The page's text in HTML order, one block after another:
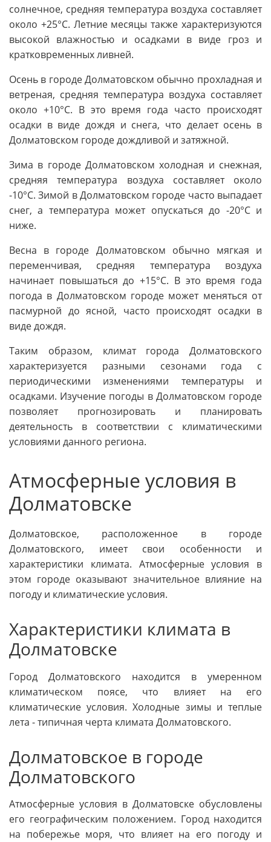
солнечное, средняя температура воздуха составляет
около +25°C. Летние месяцы также характеризуются
высокой влажностью и осадками в виде гроз и
кратковременных ливней.
Осень в городе Долматовском обычно прохладная и
ветреная, средняя температура воздуха составляет
около +10°C. В это время года часто происходят
осадки в виде дождя и снега, что делает осень в
Долматовском городе дождливой и затяжной.
Зима в городе Долматовском холодная и снежная,
средняя температура воздуха составляет около
-10°C. Зимой в Долматовском городе часто выпадает
снег, а температура может опускаться до -20°C и
ниже.
Весна в городе Долматовском обычно мягкая и
переменчивая, средняя температура воздуха
начинает повышаться до +15°C. В это время года
погода в Долматовском городе может меняться от
пасмурной до ясной, часто происходят осадки в
виде дождя.
Таким образом, климат города Долматовского
характеризуется разными сезонами года с
периодическими изменениями температуры и
осадками. Изучение погоды в Долматовском городе
позволяет прогнозировать и планировать
деятельность в соответствии с климатическими
условиями данного региона.
Атмосферные условия в
Долматовске
Долматовское, расположенное в городе
Долматовского, имеет свои особенности и
характеристики климата. Атмосферные условия в
этом городе оказывают значительное влияние на
погоду и климатические условия.
Характеристики климата в
Долматовске
Город Долматовского находится в умеренном
климатическом поясе, что влияет на его
климатические условия. Холодные зимы и теплые
лета - типичная черта климата Долматовского.
Долматовское в городе
Долматовского
Атмосферные условия в Долматовске обусловлены
его географическим положением. Город находится
на побережье моря, что влияет на его погоду и